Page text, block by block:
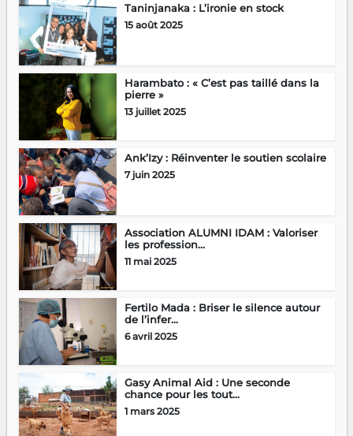
Taninjanaka : L’ironie en stock
15 août 2025
Harambato : « C’est pas taillé dans la
pierre »
13 juillet 2025
Ank’Izy : Réinventer le soutien scolaire
7 juin 2025
Association ALUMNI IDAM : Valoriser
les profession...
11 mai 2025
Fertilo Mada : Briser le silence autour
de l’infer...
6 avril 2025
Gasy Animal Aid : Une seconde
chance pour les tout...
1 mars 2025